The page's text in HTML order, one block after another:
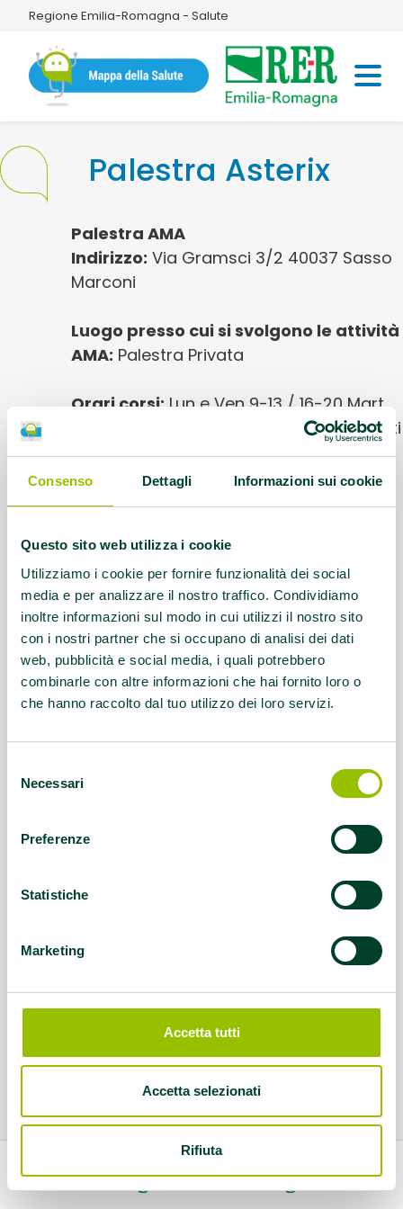
Consenso Dettagli Informazioni sui cookie
Questo sito web utilizza i cookie
Utilizziamo i cookie per fornire funzionalità dei social
media e per analizzare il nostro traffico. Condividiamo
inoltre informazioni sul modo in cui utilizzi il nostro sito
con i nostri partner che si occupano di analisi dei dati
web, pubblicità e social media, i quali potrebbero
combinarle con altre informazioni che hai fornito loro o
che hanno raccolto dal tuo utilizzo dei loro servizi.
delNecessari
Preferenze
Statistiche
Marketing
Accetta tutti
Accetta selezionati
Rifiuta
Regione Emilia-Romagna - Salute
Palestra Asterix
Palestra AMA
Indirizzo: Via Gramsci 3/2 40037 Sasso
Marconi
Luogo presso cui si svolgono le attività
AMA: Palestra Privata
Orari corsi: Lun e Ven 9-13 / 16-20 Mart
13-17 Merc 13-20 Giov 9-13 I professionisti
sono disponibili in queste fasce orarie
nelle quali vengono fissati gli
appuntamenti e svolte le lezioni
Referente:myxfit@gmail.com
Contatti:Tel.051842974; 3534114393
Questo contenuto si trova inPalestre che
promuovono la salute